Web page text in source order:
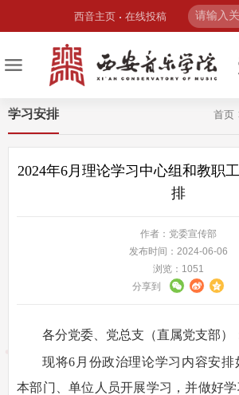
西音主页 在线投稿
首页
学习安排
2024年6月理论学习中心组和教职
排
作者：党委宣传部
发布时间：2024-06-06
浏览： 1051
分享到
各分党委、党总支（直属党支部）
现将6月份政治理论学习内容安排
本部门、单位人员开展学习，并做好